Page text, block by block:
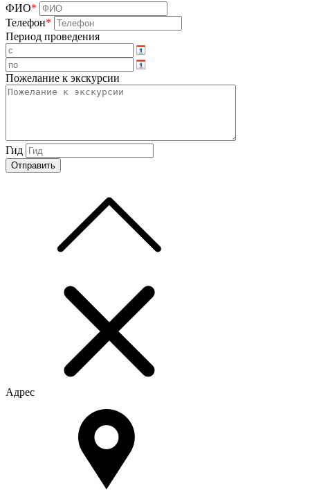
ФИО*
Телефон*
Период проведения
Пожелание к экскурсии
Гид
Адрес